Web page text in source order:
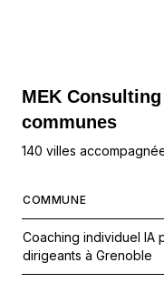
MEK Consulting
communes
140 villes
COMMUNE
Coaching individuel IA
dirigeants à Grenoble